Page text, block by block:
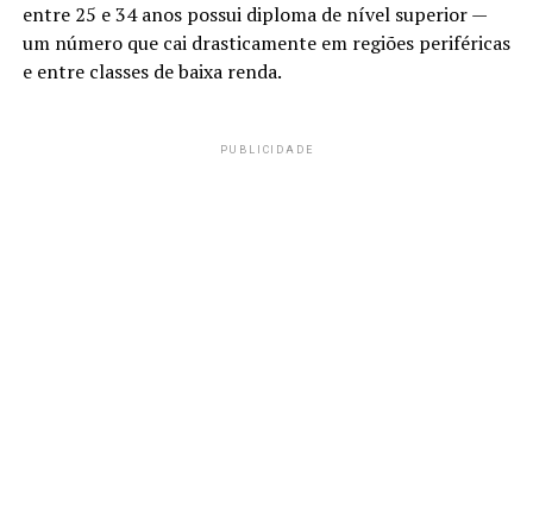
entre 25 e 34 anos possui diploma de nível superior —
um número que cai drasticamente em regiões periféricas
e entre classes de baixa renda.
PUBLICIDADE